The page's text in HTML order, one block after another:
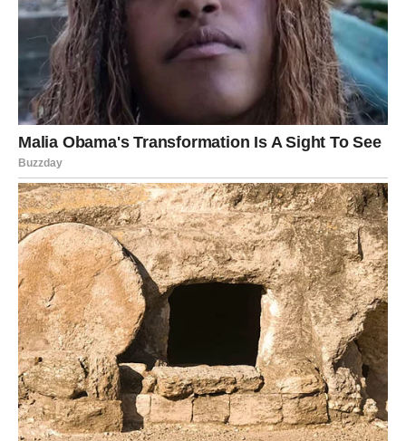
Slobodni Jarčevi mogu se otvoriti prema nekome ko im
uliva sigurnost.
Ovo je dan kada shvatate da ljubav nije slabost – već
snaga.
Vodolija
Vodolije danas doživljavaju emotivno buđenje. Vaša
potreba za slobodom sada se susreće sa dubokim
emocijama.
U vezi dolazi do iskrenog razgovora koji može doneti
novo razumevanje.
Ako ste bili distancirani – danas se otvarate.